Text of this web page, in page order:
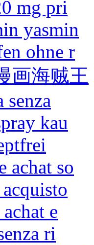
mg pri
yasmin
ohne r
画海贼王
senza
kau
achat so
e
ri